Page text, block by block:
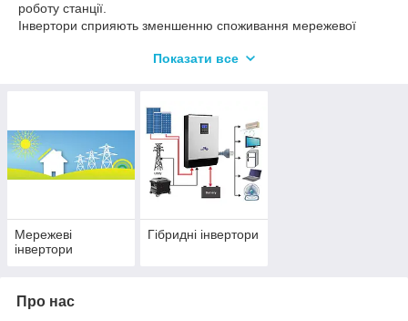
роботу станції.
Інвертори сприяють зменшенню споживання мережевої
повністю стати незалежним джерелом електроенергії.
Гібридні
Автономні
Показати все
Мережеві
інвертори
Гібридні інвертори
Про нас